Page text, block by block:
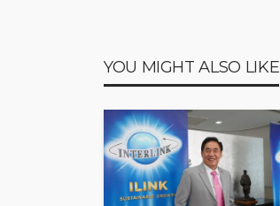
YOU MIGHT ALSO LIKE